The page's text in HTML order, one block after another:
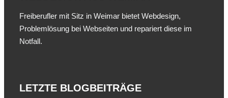
Freiberufler mit Sitz in Weimar bietet Webdesign,
Problemlösung bei Webseiten und repariert diese im
Notfall.
LETZTE BLOGBEITRÄGE